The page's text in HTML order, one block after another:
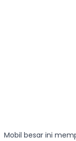
Mobil besar ini